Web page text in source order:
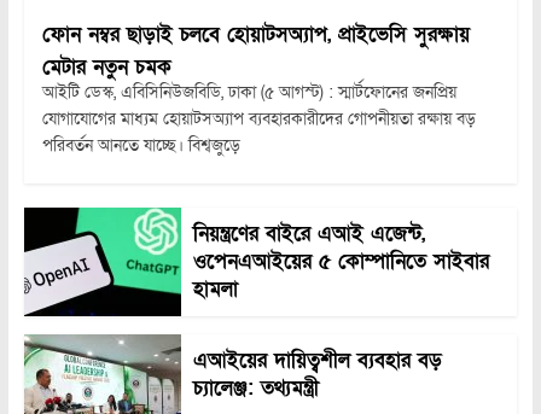
ফোন নম্বর ছাড়াই চলবে হোয়াটসঅ্যাপ, প্রাইভেসি সুরক্ষায়
মেটার নতুন চমক
আইটি ডেস্ক, এবিসিনিউজবিডি, ঢাকা (৫ আগস্ট) : স্মার্টফোনের জনপ্রিয়
যোগাযোগের মাধ্যম হোয়াটসঅ্যাপ ব্যবহারকারীদের গোপনীয়তা রক্ষায় বড়
পরিবর্তন আনতে যাচ্ছে। বিশ্বজুড়ে
নিয়ন্ত্রণের বাইরে এআই এজেন্ট,
ওপেনএআইয়ের ৫ কোম্পানিতে সাইবার
হামলা
এআইয়ের দায়িত্বশীল ব্যবহার বড়
চ্যালেঞ্জ: তথ্যমন্ত্রী